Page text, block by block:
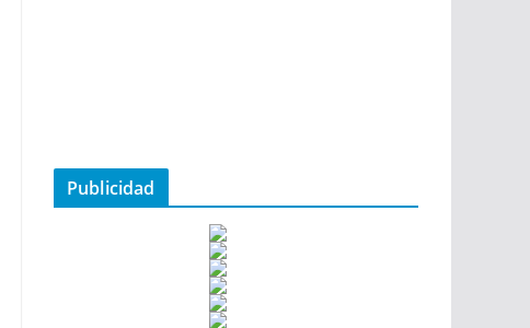
Publicidad